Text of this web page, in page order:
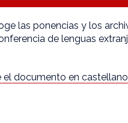
las ponencias y los
de lenguas
el documento en castellano